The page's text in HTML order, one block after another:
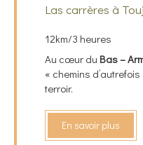
Las carrères à
12km/3 heures
Au cœur du Bas –
« chemins
terroir.
En savoir plus